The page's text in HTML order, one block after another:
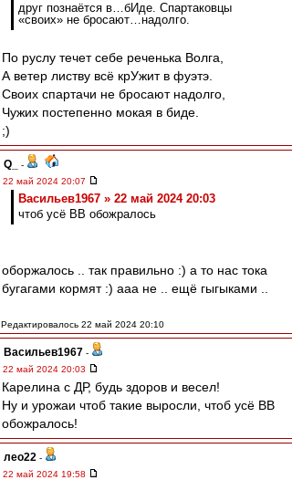
друг познаётся в…бИде. Спартаковцы
«своих» не бросают…надолго.
По руслу течет себе реченька Волга,
А ветер листву всё крУжит в фуэтэ.
Своих спартачи не бросают надолго,
Чужих постепенно мокая в биде.
;)
Q_
-
22 май 2024 20:07
Васильев1967 » 22 май 2024 20:03
чтоб усё ВВ обожралось
оборжалось .. так правильно :) а то нас тока
бугагами кормят :) ааа не .. ещё гыгыками ..
Редактировалось 22 май 2024 20:10
Васильев1967 -
22 май 2024 20:03
Карелина с ДР, будь здоров и весел!
Ну и урожаи чтоб такие выросли, чтоб усё ВВ
обожралось!
лео22 -
22 май 2024 19:58